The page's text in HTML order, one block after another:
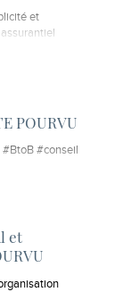
et
POURVU
#conseil
et